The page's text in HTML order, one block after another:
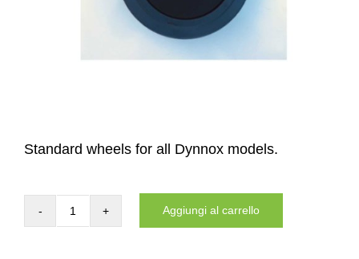
Standard wheels for all Dynnox models.
Aggiungi al carrello